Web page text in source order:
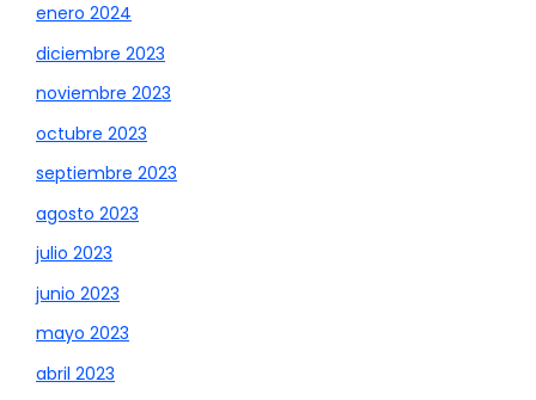
enero 2024
diciembre 2023
noviembre 2023
octubre 2023
septiembre 2023
agosto 2023
julio 2023
junio 2023
mayo 2023
abril 2023